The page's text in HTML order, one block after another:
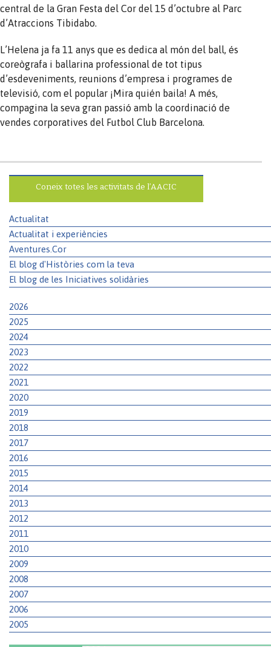
central de la Gran Festa del Cor del 15 d’octubre al Parc
d’Atraccions Tibidabo.
L’Helena ja fa 11 anys que es dedica al món del ball, és
coreògrafa i ballarina professional de tot tipus
d’esdeveniments, reunions d’empresa i programes de
televisió, com el popular ¡Mira quién baila! A més,
compagina la seva gran passió amb la coordinació de
vendes corporatives del Futbol Club Barcelona.
Coneix totes les activitats de l’AACIC
Actualitat
Actualitat i experiències
Aventures.Cor
El blog d'Històries com la teva
El blog de les Iniciatives solidàries
2026
2025
2024
2023
2022
2021
2020
2019
2018
2017
2016
2015
2014
2013
2012
2011
2010
2009
2008
2007
2006
2005